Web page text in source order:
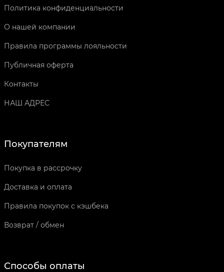
Политика конфиденциальности
О нашей компании
Правила программы лояльности
Публичная оферта
Контакты
НАШ АДРЕС
Покупателям
Покупка в рассрочку
Доставка и оплата
Правила покупок с кэшбека
Возврат / обмен
Способы оплаты